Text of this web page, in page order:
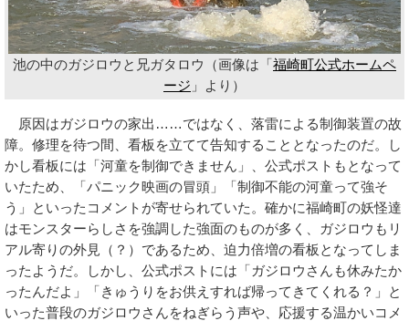
池の中のガジロウと兄ガタロウ（画像は「福崎町公式ホームペ
ージ 」より）
原因はガジロウの家出……ではなく、落雷による制御装置の故
障。修理を待つ間、看板を立てて告知することとなったのだ。し
かし看板には「河童を制御できません」、公式ポストもとなって
いたため、「パニック映画の冒頭」「制御不能の河童って強そ
う」といったコメントが寄せられていた。確かに福崎町の妖怪達
はモンスターらしさを強調した強面のものが多く、ガジロウもリ
アル寄りの外見（？）であるため、迫力倍増の看板となってしま
ったようだ。しかし、公式ポストには「ガジロウさんも休みたか
ったんだよ」「きゅうりをお供えすれば帰ってきてくれる？」と
いった普段のガジロウさんをねぎらう声や、応援する温かいコメ